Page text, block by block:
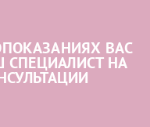
ВАС
СПЕЦИАЛИСТ НА